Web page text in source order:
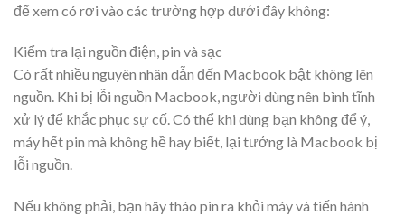
để xem có rơi vào các trường hợp dưới đây không:
Kiểm tra lại nguồn điện, pin và sạc
Có rất nhiều nguyên nhân dẫn đến Macbook bật không lên
nguồn. Khi bị lỗi nguồn Macbook, người dùng nên bình tĩnh
xử lý để khắc phục sự cố. Có thể khi dùng bạn không để ý,
máy hết pin mà không hề hay biết, lại tưởng là Macbook bị
lỗi nguồn.
Nếu không phải, bạn hãy tháo pin ra khỏi máy và tiến hành